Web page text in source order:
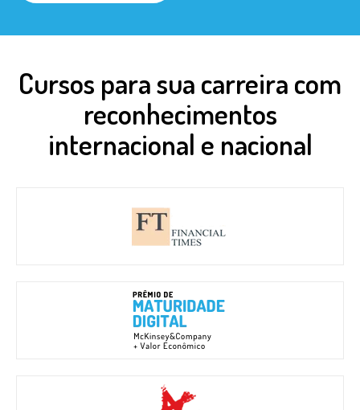
Cursos para sua carreira com
reconhecimentos
internacional e nacional